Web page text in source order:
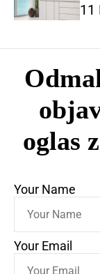
11
oglas
Your Name
Your Email